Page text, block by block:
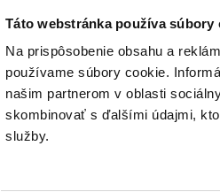
Táto webstránka používa súbory
Na prispôsobenie obsahu a
používame súbory cookie.
našim partnerom v oblasti
skombinovať s ďalšími údajmi,
služby.
Financial